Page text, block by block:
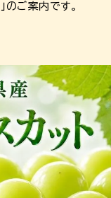
」のご案内です。